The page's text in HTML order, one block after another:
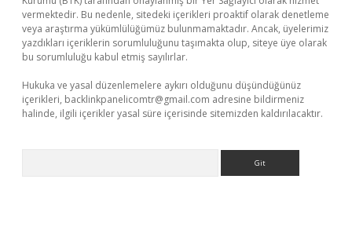
vermektedir. Bu nedenle, sitedeki içerikleri proaktif olarak denetleme
veya araştırma yükümlülüğümüz bulunmamaktadır. Ancak, üyelerimiz
yazdıkları içeriklerin sorumluluğunu taşımakta olup, siteye üye olarak
bu sorumluluğu kabul etmiş sayılırlar.
Hukuka ve yasal düzenlemelere aykırı olduğunu düşündüğünüz
içerikleri, backlinkpanelicomtr@gmail.com adresine bildirmeniz
halinde, ilgili içerikler yasal süre içerisinde sitemizden kaldırılacaktır.